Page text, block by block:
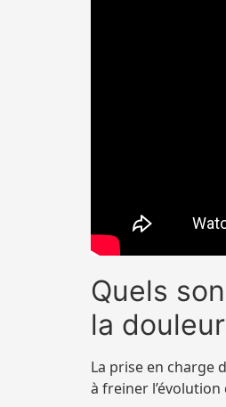
Quels
la
La prise en charge
à freiner